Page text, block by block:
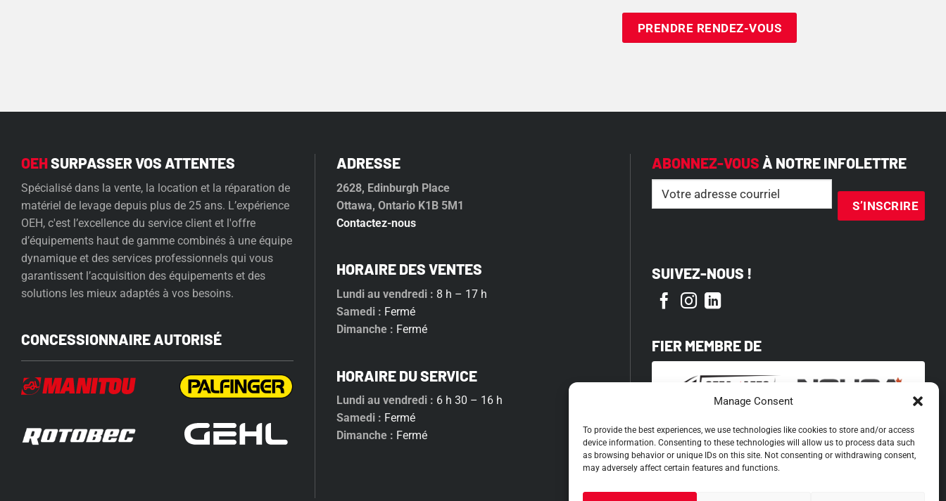
Manage Consent
To provide the best experiences, we use technologies like cookies to store and/or access
device information. Consenting to these technologies will allow us to process data such
as browsing behavior or unique IDs on this site. Not consenting or withdrawing consent,
may adversely affect certain features and functions.
OEHSURPASSER VOS ATTENTES
Spécialisé dans la vente, la location et la réparation de
matériel de levage depuis plus de 25 ans. L’expérience
OEH, c'est l’excellence du service client et l'offre
d’équipements haut de gamme combinés à une équipe
dynamique et des services professionnels qui vous
garantissent l’acquisition des équipements et des
solutions les mieux adaptés à vos besoins.
CONCESSIONNAIRE AUTORISÉ
ADRESSE
2628, Edinburgh Place
Ottawa, Ontario K1B 5M1
Contactez-nous
HORAIRE DES VENTES
Lundi au vendredi : 8 h – 17 h
Samedi : Fermé
Dimanche : Fermé
HORAIRE DU SERVICE
Lundi au vendredi : 6 h 30 – 16 h
Samedi : Fermé
Dimanche : Fermé
ABONNEZ-VOUS À NOTRE INFOLETTRE
Email (Nécessaire)
SUIVEZ-NOUS !
FIER MEMBRE DE